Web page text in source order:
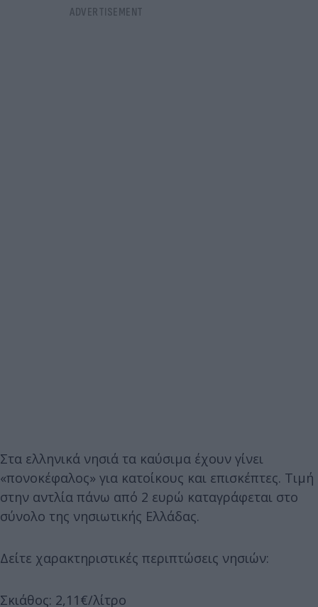
Στα ελληνικά νησιά τα καύσιμα έχουν γίνει
«πονοκέφαλος» για κατοίκους και επισκέπτες. Τιμή
στην αντλία πάνω από 2 ευρώ καταγράφεται στο
σύνολο της νησιωτικής Ελλάδας.
Δείτε χαρακτηριστικές περιπτώσεις νησιών:
Σκιάθος: 2,11€/λίτρο